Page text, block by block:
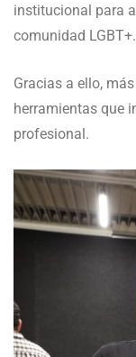
institucional para
comunidad LGBT+.
Gracias a ello,
herramientas que
profesional.